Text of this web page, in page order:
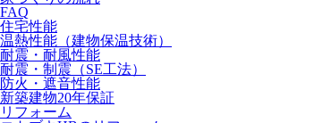
FAQ
住宅性能
温熱性能（建物保温技術）
耐震・耐風性能
耐震・制震（SE工法）
防火・遮音性能
新築建物20年保証
リフォーム